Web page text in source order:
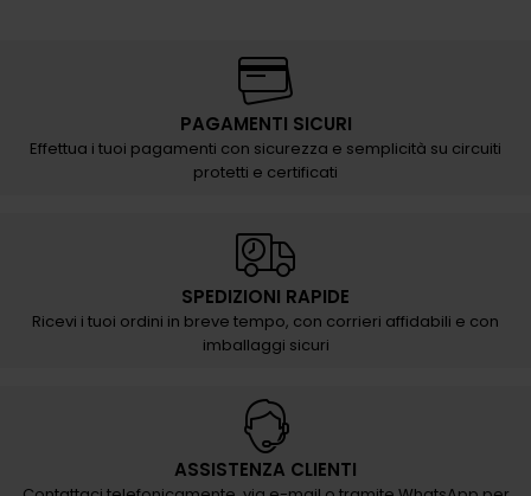
PAGAMENTI SICURI
Effettua i tuoi pagamenti con sicurezza e semplicità su circuiti
protetti e certificati
SPEDIZIONI RAPIDE
Ricevi i tuoi ordini in breve tempo, con corrieri affidabili e con
imballaggi sicuri
ASSISTENZA CLIENTI